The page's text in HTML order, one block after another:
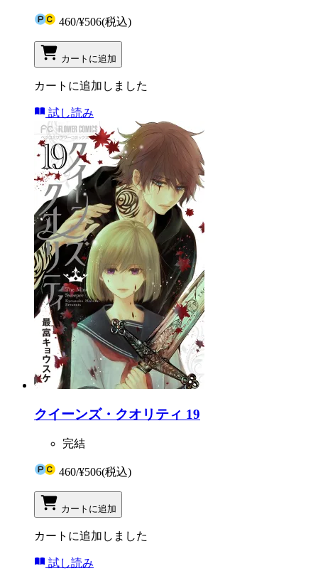
460/¥506(税込)
カートに追加
カートに追加しました
試し読み
クイーンズ・クオリティ 19
完結
460/¥506(税込)
カートに追加
カートに追加しました
試し読み